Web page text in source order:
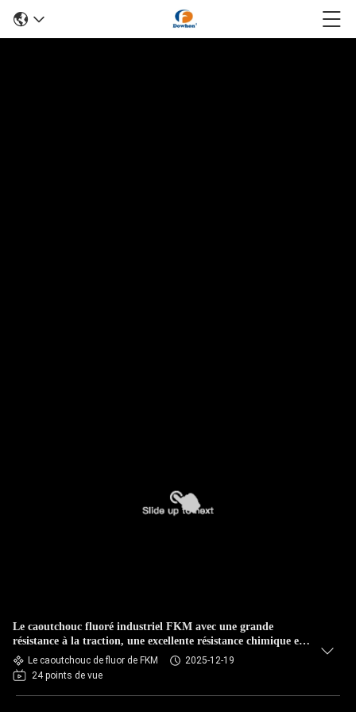
Le caoutchouc fluoré industriel FKM avec une grande
résistance à la traction, une excellente résistance chimique et
une résistance à haute température
Le caoutchouc de fluor de FKM
2025-12-19
24 points de vue